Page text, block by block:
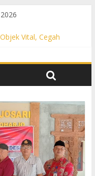
Vital, Cegah
Kamtibmas
Cegah 3C hingga
Perbankan hingga
Kamtibmas
Belasan Desa, Cegah